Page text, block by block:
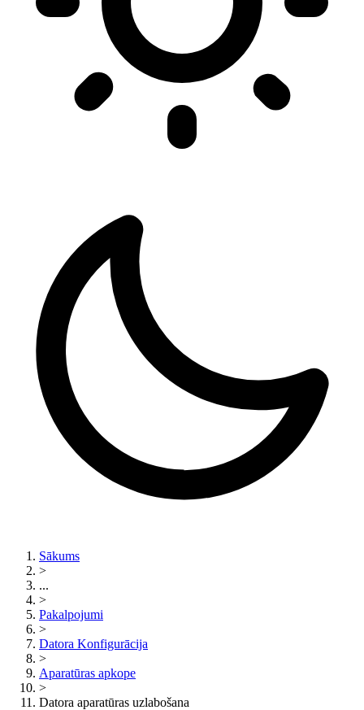
Sākums
>
...
>
Pakalpojumi
>
Datora Konfigurācija
>
Aparatūras apkope
>
Datora aparatūras uzlabošana